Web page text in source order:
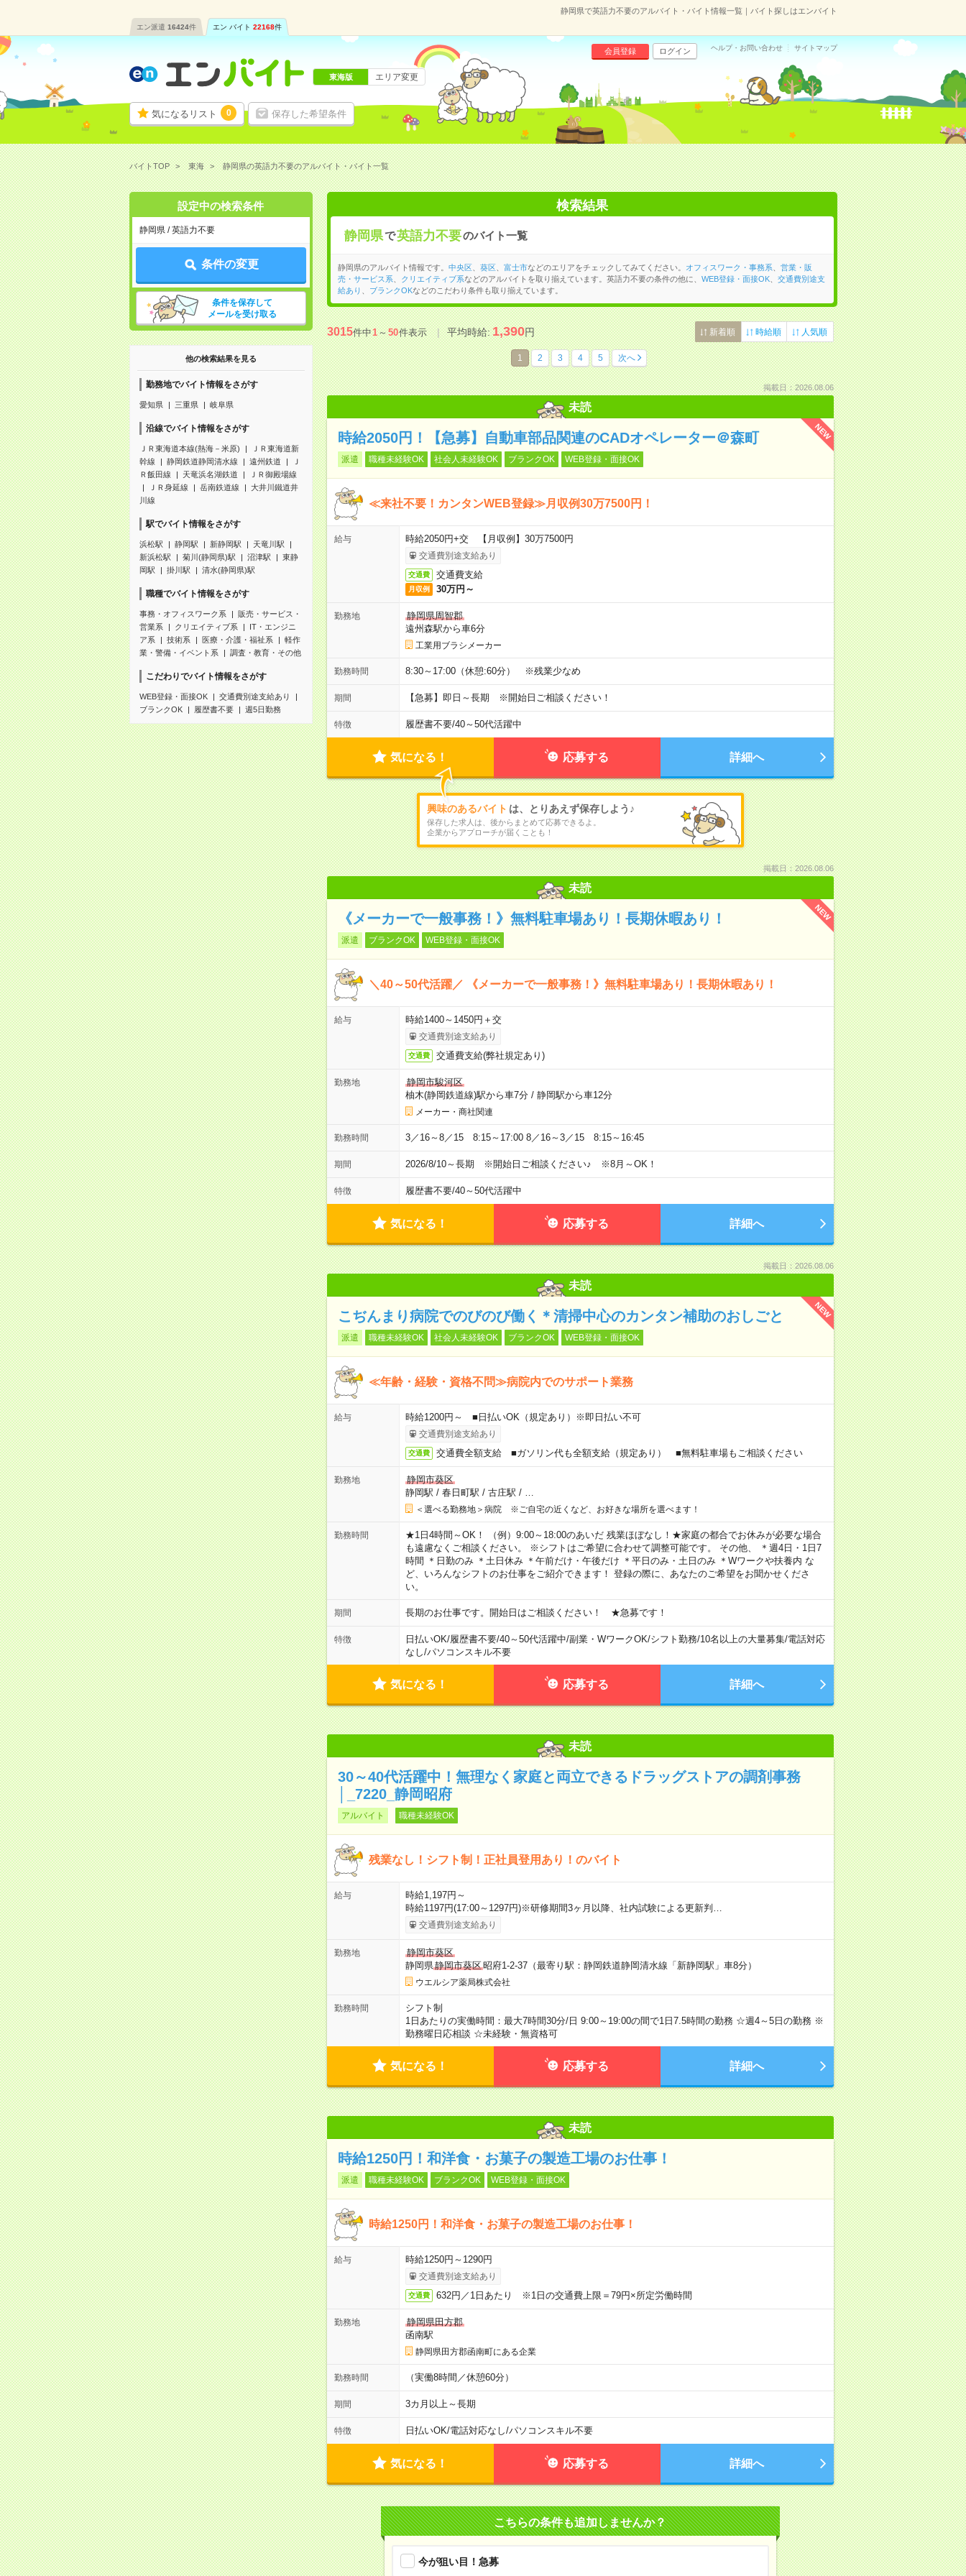
静岡県で英語力不要のアルバイト・バイト情報一覧｜バイト探しはエンバイト
エン派遣 16424件 エン バイト 22168件
気になるリスト 0 保存した希望条件
会員登録 ログイン ヘルプ・お問い合わせ サイトマップ
東海版 エリア変更
バイトTOP 東海 静岡県の英語力不要のアルバイト・バイト一覧
設定中の検索条件
静岡県 / 英語力不要
条件の変更
条件を保存して
メールを受け取る
他の検索結果を見る
勤務地でバイト情報をさがす
愛知県 三重県 岐阜県
沿線でバイト情報をさがす
ＪＲ東海道本線(熱海－米原)
ＪＲ東海道新
幹線
静岡鉄道静岡清水線 遠州鉄道
Ｊ
Ｒ飯田線
天竜浜名湖鉄道
ＪＲ御殿場線
ＪＲ身延線
岳南鉄道線
大井川鐵道井
川線
駅でバイト情報をさがす
浜松駅 静岡駅 新静岡駅
天竜川駅
新浜松駅
菊川(静岡県)駅 沼津駅
東静
岡駅
掛川駅 清水(静岡県)駅
職種でバイト情報をさがす
事務・オフィスワーク系
販売・サービス・
営業系
クリエイティブ系
IT・エンジニ
ア系
技術系 医療・介護・福祉系
軽作
業・警備・イベント系
調査・教育・その他
こだわりでバイト情報をさがす
WEB登録・面接OK
交通費別途支給あり
ブランクOK
履歴書不要 週5日勤務
検索結果
静岡県で英語力不要のバイト一覧
静岡県のアルバイト情報です。 中央区、 葵区、 富士市などのエリアをチェックしてみてください。 オフィスワーク・事務系
営業・販
売・サービス系
クリエイティブ系などのアルバイトを取り揃えています。英語力不要の条件の他に、 WEB登録・面接OK、 交通費別途支
給あり
ブランクOKなどのこだわり条件も取り揃えています。
3015件中1～50件表示 平均時給:1,390円 新着順 時給順 人気順
1 2 3 4 5 次へ
掲載日：2026.08.06
未読
NEW
時給2050円！【急募】自動車部品関連のCADオペレーター＠森町
派遣 職種未経験OK 社会人未経験OK ブランクOK WEB登録・面接OK
≪来社不要！カンタンWEB登録≫月収例30万7500円！
給与 時給2050円+交 【月収例】30万7500円
交通費別途支給あり
交通費 交通費支給
月収例 30万円～
勤務地
静岡県周智郡
遠州森駅から車6分
工業用ブラシメーカー
勤務時間 8:30～17:00（休憩:60分） ※残業少なめ
期間 【急募】即日～長期 ※開始日ご相談ください！
特徴 履歴書不要/40～50代活躍中
気になる！ 応募する 詳細へ
興味のあるバイト は、とりあえず保存しよう♪
保存した求人は、後からまとめて応募できるよ。
企業からアプローチが届くことも！
掲載日：2026.08.06
未読
NEW
《メーカーで一般事務！》無料駐車場あり！長期休暇あり！
派遣 ブランクOK WEB登録・面接OK
＼40～50代活躍／ 《メーカーで一般事務！》無料駐車場あり！長期休暇あり！
給与 時給1400～1450円＋交
交通費別途支給あり
交通費 交通費支給(弊社規定あり)
勤務地
静岡市駿河区
柚木(静岡鉄道線)駅から車7分/ 静岡駅から車12分
メーカー・商社関連
勤務時間 3／16～8／15 8:15～17:00 8／16～3／15 8:15～16:45
期間 2026/8/10～長期 ※開始日ご相談ください♪ ※8月～OK！
特徴 履歴書不要/40～50代活躍中
気になる！ 応募する 詳細へ
掲載日：2026.08.06
未読
NEW
こぢんまり病院でのびのび働く＊清掃中心のカンタン補助のおしごと
派遣 職種未経験OK 社会人未経験OK ブランクOK WEB登録・面接OK
≪年齢・経験・資格不問≫病院内でのサポート業務
給与 時給1200円～ ■日払いOK（規定あり）※即日払い不可
交通費別途支給あり
交通費 交通費全額支給 ■ガソリン代も全額支給（規定あり） ■無料駐車場もご相談ください
勤務地
静岡市葵区
静岡駅 / 春日町駅 / 古庄駅 /
＜選べる勤務地＞病院 ※ご自宅の近くなど、お好きな場所を選べます！
勤務時間
★1日4時間～OK！ （例）9:00～18:00のあいだ 残業ほぼなし！★家庭の都合でお休みが必要な場合
も遠慮なくご相談ください。 ※シフトはご希望に合わせて調整可能です。 その他、 ＊週4日・1日7
時間 ＊日勤のみ ＊土日休み ＊午前だけ・午後だけ ＊平日のみ・土日のみ ＊Wワークや扶養内 な
ど、いろんなシフトのお仕事をご紹介できます！ 登録の際に、あなたのご希望をお聞かせくださ
い。
期間 長期のお仕事です。開始日はご相談ください！ ★急募です！
特徴 日払いOK/履歴書不要/40～50代活躍中/副業・WワークOK/シフト勤務/10名以上の大量募集/電話対応
なし/パソコンスキル不要
気になる！ 応募する 詳細へ
未読
30～40代活躍中！無理なく家庭と両立できるドラッグストアの調剤事務
│_7220_静岡昭府
アルバイト 職種未経験OK
残業なし！シフト制！正社員登用あり！のバイト
給与
時給1,197円～
時給1197円(17:00～1297円)※研修期間3ヶ月以降、社内試験による更新判…
交通費別途支給あり
勤務地
静岡市葵区
静岡県静岡市葵区昭府1-2-37（最寄り駅：静岡鉄道静岡清水線「新静岡駅」車8分）
ウエルシア薬局株式会社
勤務時間
シフト制
1日あたりの実働時間：最大7時間30分/日 9:00～19:00の間で1日7.5時間の勤務 ☆週4～5日の勤務 ※
勤務曜日応相談 ☆未経験・無資格可
気になる！ 応募する 詳細へ
未読
時給1250円！和洋食・お菓子の製造工場のお仕事！
派遣 職種未経験OK ブランクOK WEB登録・面接OK
時給1250円！和洋食・お菓子の製造工場のお仕事！
給与 時給1250円～1290円
交通費別途支給あり
交通費 632円／1日あたり ※1日の交通費上限＝79円×所定労働時間
勤務地
静岡県田方郡
函南駅
静岡県田方郡函南町にある企業
勤務時間 （実働8時間／休憩60分）
期間 3カ月以上～長期
特徴 日払いOK/電話対応なし/パソコンスキル不要
気になる！ 応募する 詳細へ
こちらの条件も追加しませんか？
今が狙い目！急募